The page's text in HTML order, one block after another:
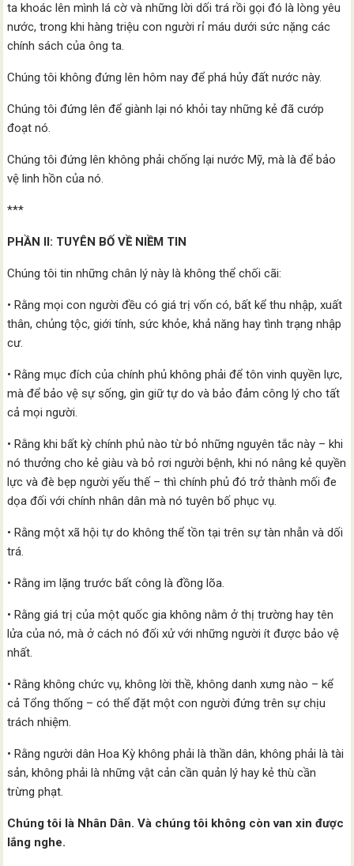
ta khoác lên mình lá cờ và những lời dối trá rồi gọi đó là lòng yêu
nước, trong khi hàng triệu con người rỉ máu dưới sức nặng các
chính sách của ông ta.
Chúng tôi không đứng lên hôm nay để phá hủy đất nước này.
Chúng tôi đứng lên để giành lại nó khỏi tay những kẻ đã cướp
đoạt nó.
Chúng tôi đứng lên không phải chống lại nước Mỹ, mà là để bảo
vệ linh hồn của nó.
***
PHẦN II: TUYÊN BỐ VỀ NIỀM TIN
Chúng tôi tin những chân lý này là không thể chối cãi:
• Rằng mọi con người đều có giá trị vốn có, bất kể thu nhập, xuất
thân, chủng tộc, giới tính, sức khỏe, khả năng hay tình trạng nhập
cư.
• Rằng mục đích của chính phủ không phải để tôn vinh quyền lực,
mà để bảo vệ sự sống, gìn giữ tự do và bảo đảm công lý cho tất
cả mọi người.
• Rằng khi bất kỳ chính phủ nào từ bỏ những nguyên tắc này – khi
nó thưởng cho kẻ giàu và bỏ rơi người bệnh, khi nó nâng kẻ quyền
lực và đè bẹp người yếu thế – thì chính phủ đó trở thành mối đe
dọa đối với chính nhân dân mà nó tuyên bố phục vụ.
• Rằng một xã hội tự do không thể tồn tại trên sự tàn nhẫn và dối
trá.
• Rằng im lặng trước bất công là đồng lõa.
• Rằng giá trị của một quốc gia không nằm ở thị trường hay tên
lửa của nó, mà ở cách nó đối xử với những người ít được bảo vệ
nhất.
• Rằng không chức vụ, không lời thề, không danh xưng nào – kể
cả Tổng thống – có thể đặt một con người đứng trên sự chịu
trách nhiệm.
• Rằng người dân Hoa Kỳ không phải là thần dân, không phải là tài
sản, không phải là những vật cản cần quản lý hay kẻ thù cần
trừng phạt.
Chúng tôi là Nhân Dân. Và chúng tôi không còn van xin được
lắng nghe.